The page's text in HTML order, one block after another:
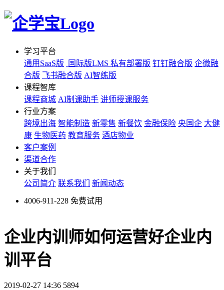
学习平台
通用SaaS版
国际版LMS 私有部署版 钉钉融合版 企微融
合版 飞书融合版 AI智练版
课程智库
课程商城 AI制课助手 讲师授课服务
行业方案
跨境出海 智能制造 新零售 新餐饮 金融保险 央国企 大健
康 生物医药 教育服务 酒店物业
客户案例
渠道合作
关于我们
公司简介 联系我们 新闻动态
4006-911-228 免费试用
企业内训师如何运营好企业内
训平台
2019-02-27 14:36 5894